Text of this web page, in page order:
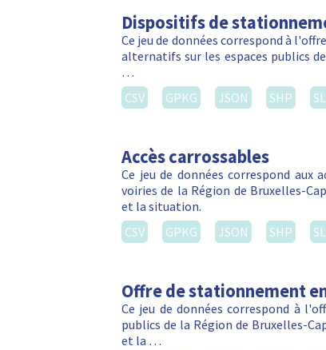
Dispositifs de
Ce jeu de données correspond à
alternatifs sur les espaces publics
…
CSV
GPKG JSON SHP
Accès carrossables
Ce jeu de données correspond aux
voiries de la Région de Bruxelles-
et la situation.
CSV
GPKG JSON SHP
Offre de stationnement
Ce jeu de données correspond à
publics de la Région de Bruxelles-
et la …